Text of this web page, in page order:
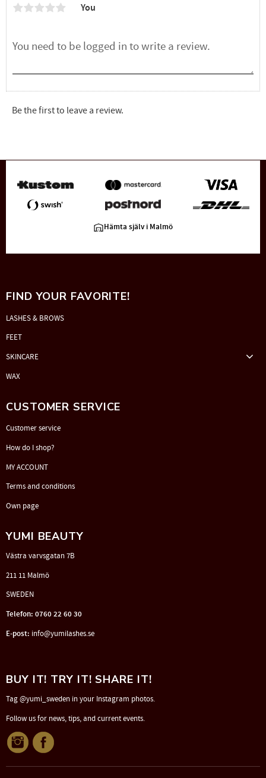
You
Be the first to leave a review.
Hämta själv i Malmö
FIND YOUR FAVORITE!
LASHES & BROWS
FEET
SKINCARE
WAX
CUSTOMER SERVICE
Customer service
How do I shop?
MY ACCOUNT
Terms and conditions
Own page
YUMI BEAUTY
Västra varvsgatan 7B
211 11 Malmö
SWEDEN
Telefon: 0760 22 60 30
E-post: info@yumilashes.se
BUY IT! TRY IT! SHARE IT!
Tag @yumi_sweden in your Instagram photos.
Follow us for news, tips, and current events.